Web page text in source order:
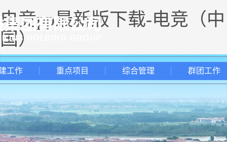
电竞pp最新版下载-电竞（中
国）
工作 重点项目 综合管理 群团工作